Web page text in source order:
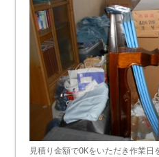
見積り金額でOKをいただき作業